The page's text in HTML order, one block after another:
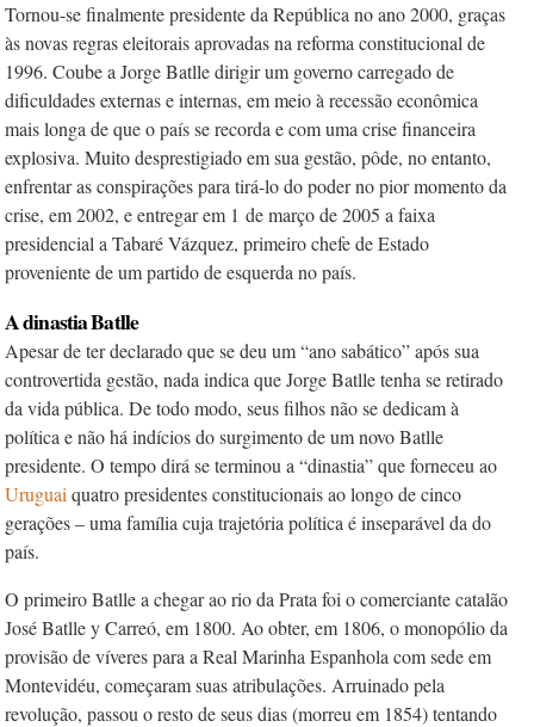
Tornou-se finalmente presidente da República no ano 2000, graças
às novas regras eleitorais aprovadas na reforma constitucional de
1996. Coube a Jorge Batlle dirigir um governo carregado de
dificuldades externas e internas, em meio à recessão econômica
mais longa de que o país se recorda e com uma crise financeira
explosiva. Muito desprestigiado em sua gestão, pôde, no entanto,
enfrentar as conspirações para tirá-lo do poder no pior momento da
crise, em 2002, e entregar em 1 de março de 2005 a faixa
presidencial a Tabaré Vázquez, primeiro chefe de Estado
proveniente de um partido de esquerda no país.
A dinastia Batlle
Apesar de ter declarado que se deu um “ano sabático” após sua
controvertida gestão, nada indica que Jorge Batlle tenha se retirado
da vida pública. De todo modo, seus filhos não se dedicam à
política e não há indícios do surgimento de um novo Batlle
presidente. O tempo dirá se terminou a “dinastia” que forneceu ao
Uruguai quatro presidentes constitucionais ao longo de cinco
gerações – uma família cuja trajetória política é inseparável da do
país.
O primeiro Batlle a chegar ao rio da Prata foi o comerciante catalão
José Batlle y Carreó, em 1800. Ao obter, em 1806, o monopólio da
provisão de víveres para a Real Marinha Espanhola com sede em
Montevidéu, começaram suas atribulações. Arruinado pela
revolução, passou o resto de seus dias (morreu em 1854) tentando